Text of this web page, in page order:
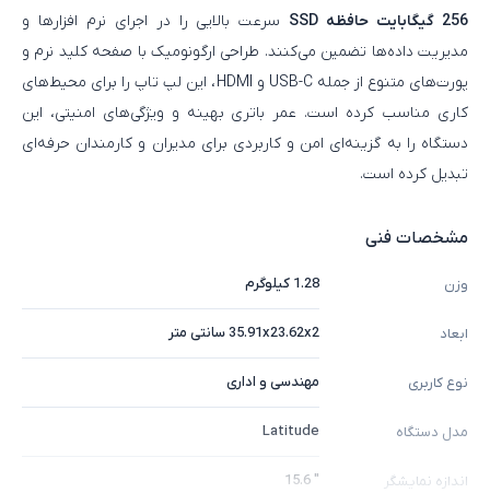
256 گیگابایت حافظه SSD
سرعت بالایی را در اجرای نرم‌ افزارها و
مدیریت داده‌ها تضمین می‌کنند. طراحی ارگونومیک با صفحه‌ کلید نرم و
پورت‌های متنوع از جمله USB-C و HDMI، این لپ‌ تاپ را برای محیط‌های
کاری مناسب کرده است. عمر باتری بهینه و ویژگی‌های امنیتی، این
دستگاه را به گزینه‌ای امن و کاربردی برای مدیران و کارمندان حرفه‌ای
تبدیل کرده است.
مشخصات فنی
وزن 1.28 کیلوگرم
ابعاد 35.91x23.62x2 سانتی متر
نوع کاربری مهندسی و اداری
مدل دستگاه Latitude
اندازه نمایشگر " 15.6